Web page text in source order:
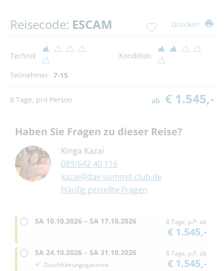
Reisecode: ESCAM Drucken
Technik Kondition
Teilnehmer 7-15
8 Tage, pro Person ab € 1.545,-
Haben Sie Fragen zu dieser Reise?
Kinga Kazai
089/642 40 116
kazai@dav-summit-club.de
Häufig gestellte Fragen
SA 10.10.2026 – SA 17.10.2026 8 Tage, p.P. ab
€ 1.545,-
SA 24.10.2026 – SA 31.10.2026
Durchführungsgarantie
8 Tage, p.P. ab
€ 1.545,-